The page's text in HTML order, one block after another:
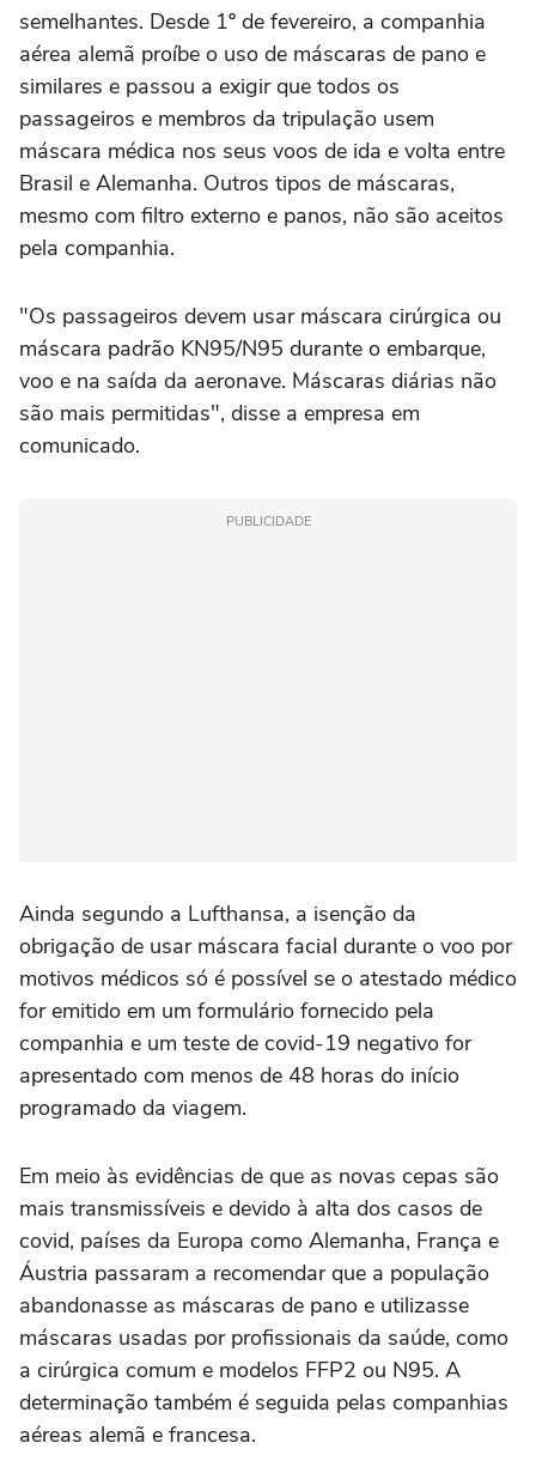
semelhantes. Desde 1º de fevereiro, a companhia
aérea alemã proíbe o uso de máscaras de pano e
similares e passou a exigir que todos os
passageiros e membros da tripulação usem
máscara médica nos seus voos de ida e volta entre
Brasil e Alemanha. Outros tipos de máscaras,
mesmo com filtro externo e panos, não são aceitos
pela companhia.
"Os passageiros devem usar máscara cirúrgica ou
máscara padrão KN95/N95 durante o embarque,
voo e na saída da aeronave. Máscaras diárias não
são mais permitidas", disse a empresa em
comunicado.
PUBLICIDADE
Ainda segundo a Lufthansa, a isenção da
obrigação de usar máscara facial durante o voo por
motivos médicos só é possível se o atestado médico
for emitido em um formulário fornecido pela
companhia e um teste de covid-19 negativo for
apresentado com menos de 48 horas do início
programado da viagem.
Em meio às evidências de que as novas cepas são
mais transmissíveis e devido à alta dos casos de
covid, países da Europa como Alemanha, França e
Áustria passaram a recomendar que a população
abandonasse as máscaras de pano e utilizasse
máscaras usadas por profissionais da saúde, como
a cirúrgica comum e modelos FFP2 ou N95. A
determinação também é seguida pelas companhias
aéreas alemã e francesa.